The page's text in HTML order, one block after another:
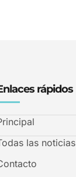
rápidos
las noticias